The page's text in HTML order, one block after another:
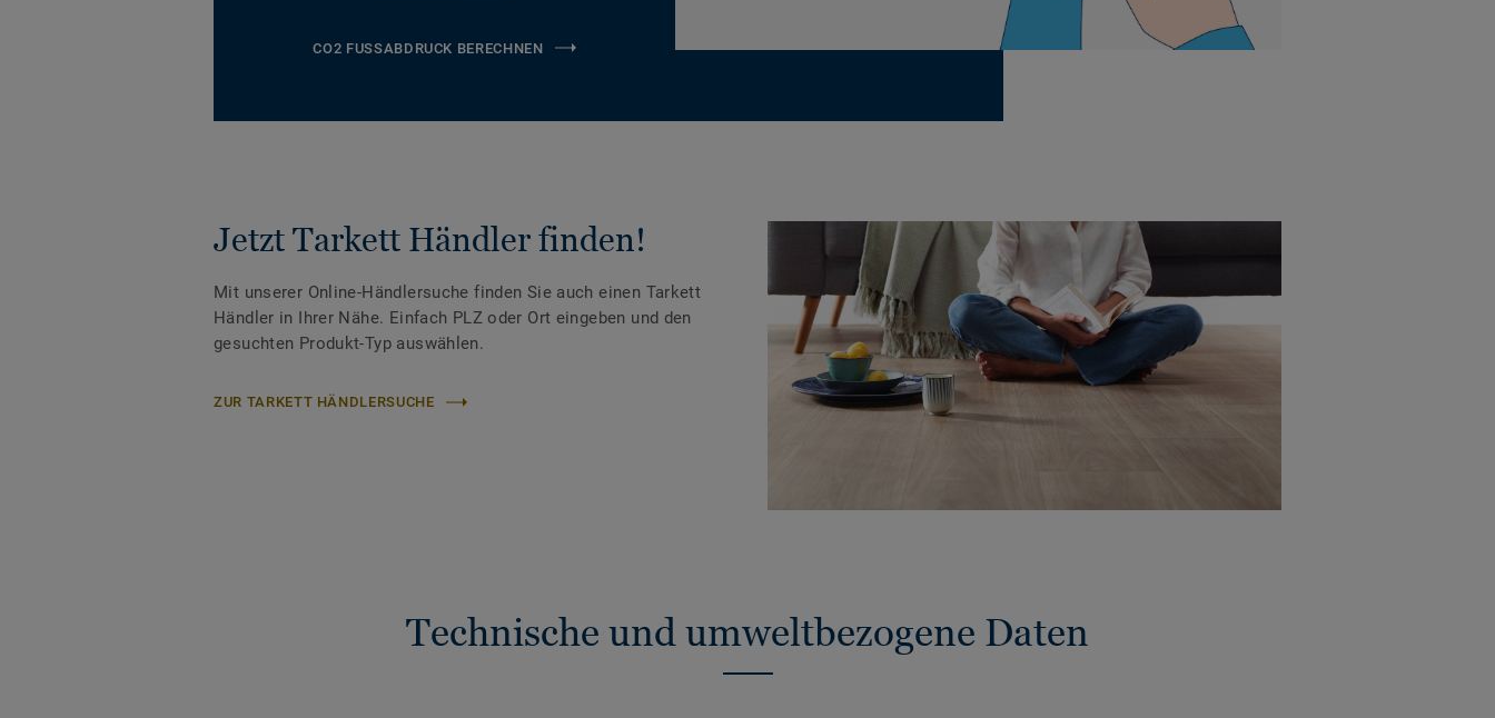
CO2 FUSSABDRUCK BERECHNEN
Jetzt Tarkett Händler finden!
Mit unserer Online-Händlersuche finden Sie auch einen Tarkett
Händler in Ihrer Nähe. Einfach PLZ oder Ort eingeben und den
gesuchten Produkt-Typ auswählen.
ZUR TARKETT HÄNDLERSUCHE
Technische und umweltbezogene Daten